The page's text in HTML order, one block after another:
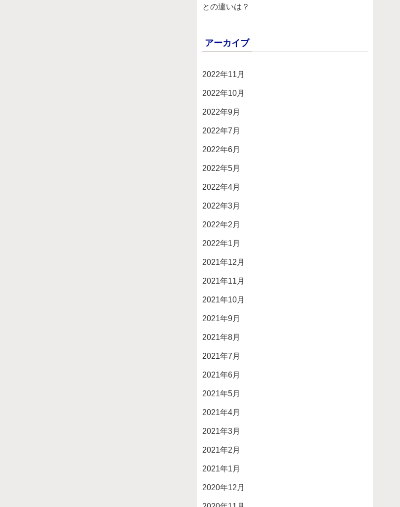
との違いは？
アーカイブ
2022年11月
2022年10月
2022年9月
2022年7月
2022年6月
2022年5月
2022年4月
2022年3月
2022年2月
2022年1月
2021年12月
2021年11月
2021年10月
2021年9月
2021年8月
2021年7月
2021年6月
2021年5月
2021年4月
2021年3月
2021年2月
2021年1月
2020年12月